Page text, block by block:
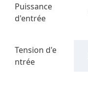
Puissance
d'entrée
Tension d'e
ntrée